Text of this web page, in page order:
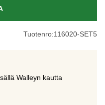
Tuotenro:116020-SET5
Walleyn kautta